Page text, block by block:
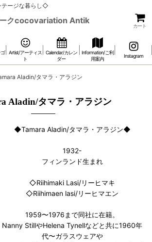
ージな暮らし◇
ークcocovariation Antik
カート
Artist/アーティス
ト
Calendar/カレン
ダー
Information/ご利
用案内
Instagram
Aladin/タマラ・アラジン
Aladin/タマラ・アラジン
◆Tamara Aladin/タマラ・アラジン◆
1932-
フィンランド生まれ
◇Riihimaki Lasi/リーヒマキ
◇Riihimaen lasi/リーヒマエン
1959〜1976まで同社に在籍。
Nanny StillやHelena Tynellなどと共に1960年
代〜ガラスウェアや